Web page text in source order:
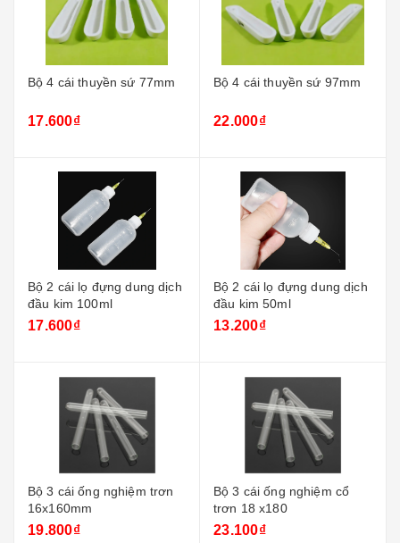
Bộ 4 cái thuyền sứ 77mm
17.600₫
Bộ 4 cái thuyền sứ 97mm
22.000₫
Bộ 2 cái lọ đựng dung dịch
đầu kim 100ml
17.600₫
Bộ 2 cái lọ đựng dung dịch
đầu kim 50ml
13.200₫
Bộ 3 cái ống nghiệm trơn
16x160mm
19.800₫
Bộ 3 cái ống nghiệm cổ
trơn 18 x180
23.100₫